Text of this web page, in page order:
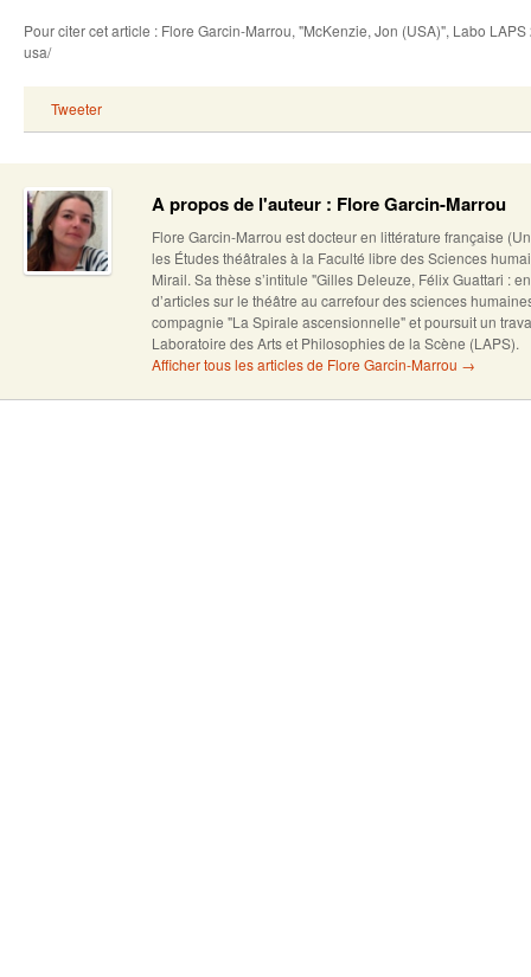
Pour citer cet article : Flore Garcin-Marrou, "McKenzie, Jon (USA)", Labo
usa/
Tweeter
A propos de l'auteur : Flore Garcin-Marrou
Flore Garcin-Marrou est docteur en littérature française
les Études théâtrales à la Faculté libre des Sciences
Mirail. Sa thèse s’intitule "Gilles Deleuze, Félix Guattari :
d’articles sur le théâtre au carrefour des sciences
compagnie "La Spirale ascensionnelle" et poursuit un
Laboratoire des Arts et Philosophies de la Scène (LAPS).
Afficher tous les articles de Flore Garcin-Marrou →